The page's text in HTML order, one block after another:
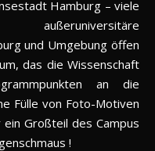
und Umgebung öffen
das die Wissenschaft
an die
Fülle von Foto-Motiven
Großteil des Campus
!